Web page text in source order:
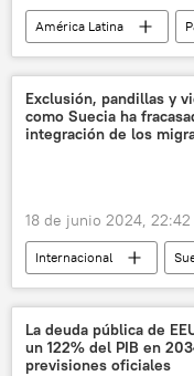
América Latina
Brasil
Javier
energía
represas
📈 Mercados y finanzas
Exclusión, pandillas y
como Suecia ha
integración de los
18 de junio 2024, 22:42
Internacional
The Sun
violencia
La deuda pública de
un 122% del PIB en
previsiones oficiales